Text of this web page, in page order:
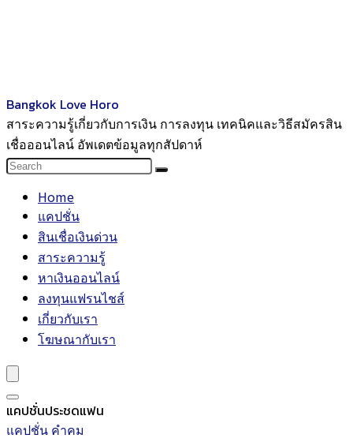
Bangkok Love Horo
สาระความรู้เกี่ยวกับการเงิน การลงทุน เทคนิคและวิธีสมัครสิน
เชื่อออนไลน์ อัพเดตข้อมูลทุกสัปดาห์
Home
แคปชั่น
สินเชื่อเงินด่วน
สาระความรู้
หาเงินออนไลน์
ลงทุนแฟรนไชส์
เกี่ยวกับเรา
โฆษณากับเรา
แคปชั่นประชดแฟน
แคปชั่น คำคม